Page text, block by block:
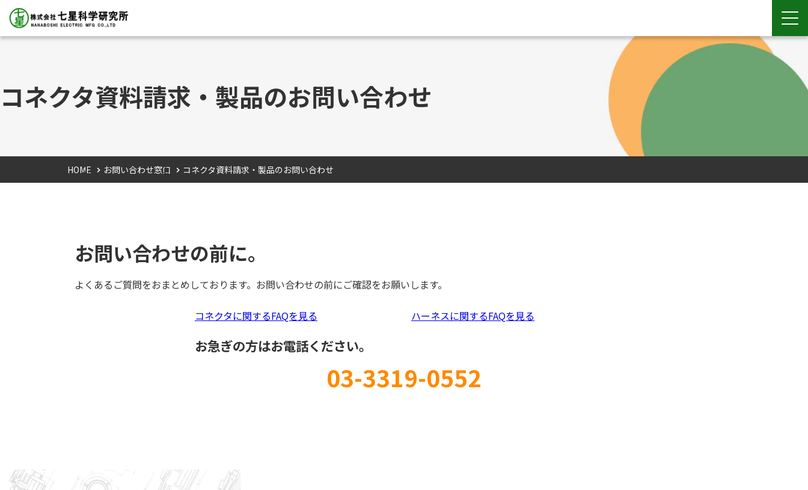
コネクタ資料請求・製品のお問い合わせ
HOME お問い合わせ窓口 コネクタ資料請求・製品のお問い合わせ
お問い合わせの前に。
よくあるご質問をおまとめしております。お問い合わせの前にご確認をお願いします。
コネクタに関するFAQを見る ハーネスに関するFAQを見る
お急ぎの方はお電話ください。
03-3319-0552